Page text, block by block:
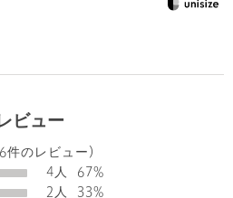
ム製
000001
ビュー
件のレビュー)
4人
67%
2人
33%